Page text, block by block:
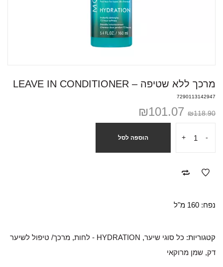
מרכך ללא שטיפה – LEAVE IN CONDITIONER
7290113142947
₪118.90
₪101.07
-
+ הוספה לסל
נפח: 160 מ"ל
קטגוריות: כל סוגי שיער, HYDRATION - לחות , מרכך/ טיפול לשיער
דק, שמן מרוקאי